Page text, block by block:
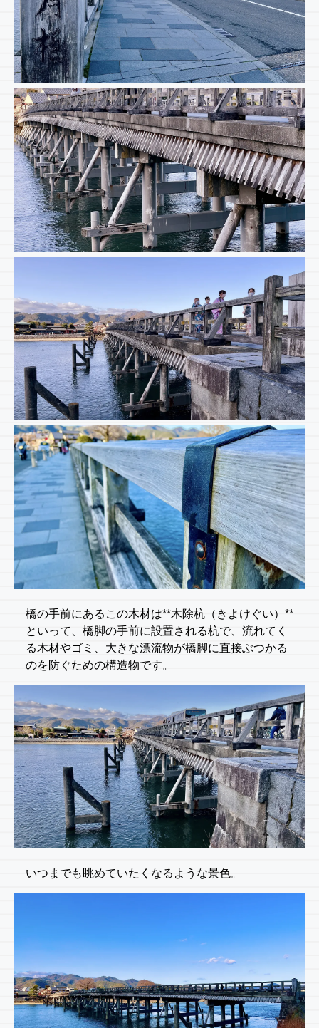
橋の手前にあるこの木材は**木除杭（きよけぐい）**
といって、橋脚の手前に設置される杭で、流れてく
る木材やゴミ、大きな漂流物が橋脚に直接ぶつかる
のを防ぐための構造物です。
いつまでも眺めていたくなるような景色。